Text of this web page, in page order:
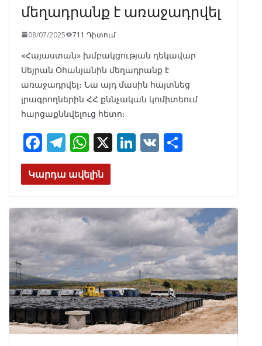
մեղադրանք է առաջադրվել
08/07/2025 711 Դիտում
«Հայաստան» խմբակցության ղեկավար
Սեյրան Օհանյանին մեղադրանք է
առաջադրվել։ Նա այդ մասին հայտնեց
լրագրողներին ՀՀ քննչական կոմիտեում
հարցաքննվելուց հետո։
F
ac
e
o
o
k
T
el
e
a
m
W
h
at
A
p
p
X Li
dI
n
V
Կարդա ավելին